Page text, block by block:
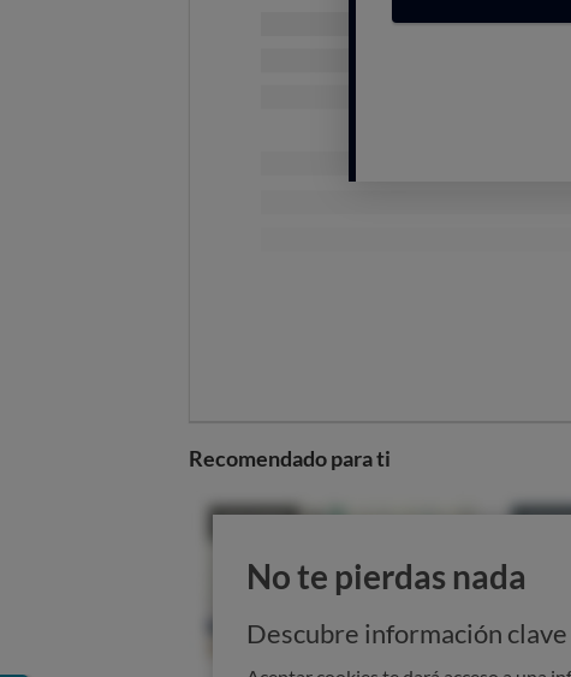
Si no empleas almohada o usas una
Recomendado para ti
No te pierdas nada
Descubre información